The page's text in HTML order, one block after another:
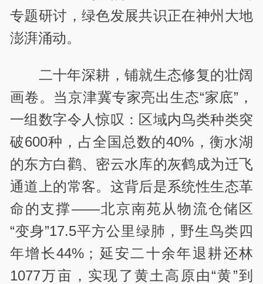
专题研讨，绿色发展共识正在神州大地
澎湃涌动。
二十年深耕，铺就生态修复的壮阔
画卷。当京津冀专家亮出生态“家底”，
一组数字令人惊叹：区域内鸟类种类突
破600种，占全国总数的40%，衡水湖
的东方白鹳、密云水库的灰鹤成为迁飞
通道上的常客。这背后是系统性生态革
命的支撑——北京南苑从物流仓储区
“变身”17.5平方公里绿肺，野生鸟类四
年增长44%；延安二十余年退耕还林
1077万亩，实现了黄土高原由“黄”到